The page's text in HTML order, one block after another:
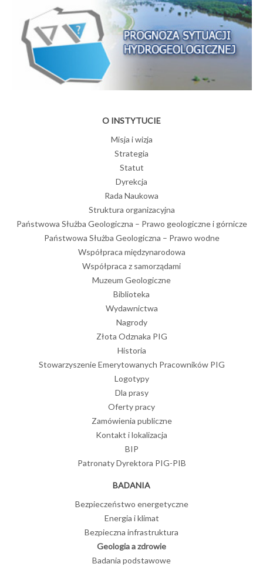
O INSTYTUCIE
Misja i wizja
Strategia
Statut
Dyrekcja
Rada Naukowa
Struktura organizacyjna
Państwowa Służba Geologiczna – Prawo geologiczne i górnicze
Państwowa Służba Geologiczna – Prawo wodne
Współpraca międzynarodowa
Współpraca z samorządami
Muzeum Geologiczne
Biblioteka
Wydawnictwa
Nagrody
Złota Odznaka PIG
Historia
Stowarzyszenie Emerytowanych Pracowników PIG
Logotypy
Dla prasy
Oferty pracy
Zamówienia publiczne
Kontakt i lokalizacja
BIP
Patronaty Dyrektora PIG-PIB
BADANIA
Bezpieczeństwo energetyczne
Energia i klimat
Bezpieczna infrastruktura
Geologia a zdrowie
Badania podstawowe